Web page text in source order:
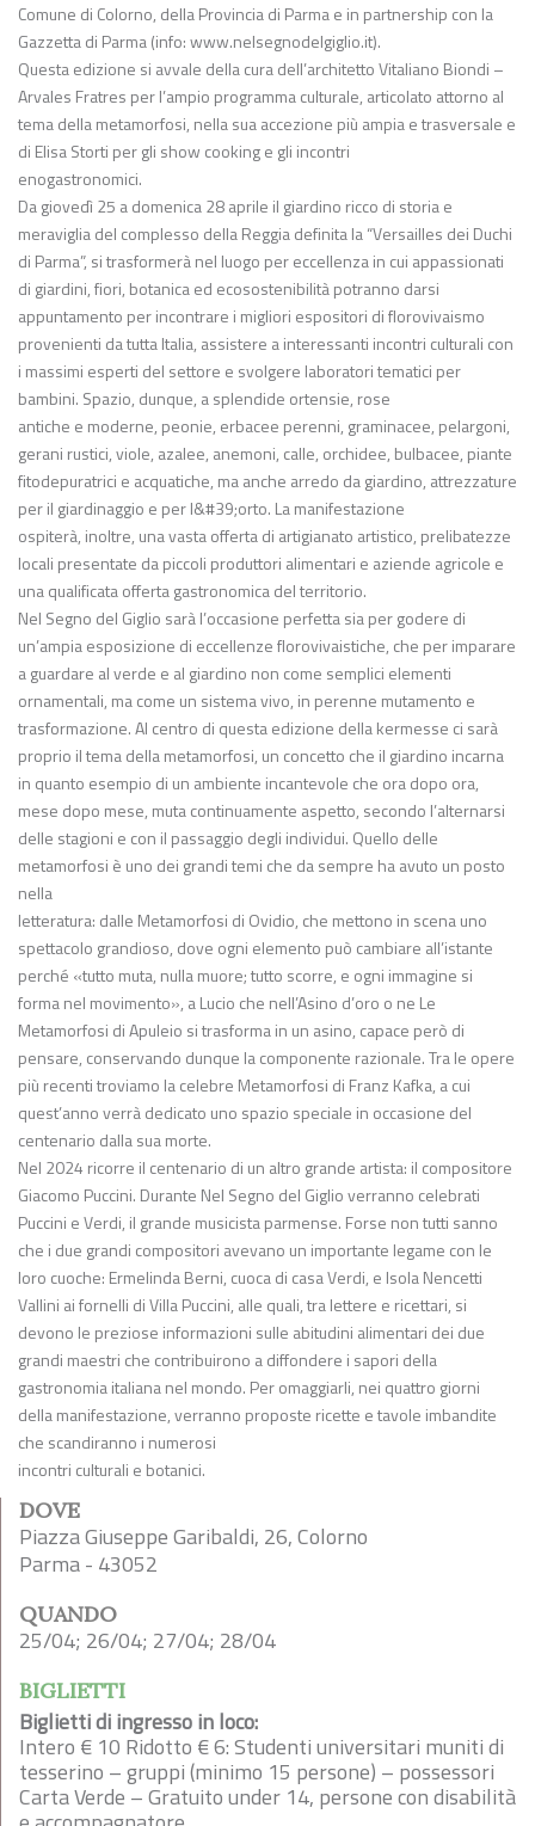
Comune di Colorno, della Provincia di Parma e in partnership con la
Gazzetta di Parma (info: www.nelsegnodelgiglio.it).
Questa edizione si avvale della cura dell’architetto Vitaliano Biondi –
Arvales Fratres per l’ampio programma culturale, articolato attorno al
tema della metamorfosi, nella sua accezione più ampia e trasversale e
di Elisa Storti per gli show cooking e gli incontri
enogastronomici.
Da giovedì 25 a domenica 28 aprile il giardino ricco di storia e
meraviglia del complesso della Reggia definita la “Versailles dei Duchi
di Parma”, si trasformerà nel luogo per eccellenza in cui appassionati
di giardini, fiori, botanica ed ecosostenibilità potranno darsi
appuntamento per incontrare i migliori espositori di florovivaismo
provenienti da tutta Italia, assistere a interessanti incontri culturali con
i massimi esperti del settore e svolgere laboratori tematici per
bambini. Spazio, dunque, a splendide ortensie, rose
antiche e moderne, peonie, erbacee perenni, graminacee, pelargoni,
gerani rustici, viole, azalee, anemoni, calle, orchidee, bulbacee, piante
fitodepuratrici e acquatiche, ma anche arredo da giardino, attrezzature
per il giardinaggio e per l&#39;orto. La manifestazione
ospiterà, inoltre, una vasta offerta di artigianato artistico, prelibatezze
locali presentate da piccoli produttori alimentari e aziende agricole e
una qualificata offerta gastronomica del territorio.
Nel Segno del Giglio sarà l’occasione perfetta sia per godere di
un’ampia esposizione di eccellenze florovivaistiche, che per imparare
a guardare al verde e al giardino non come semplici elementi
ornamentali, ma come un sistema vivo, in perenne mutamento e
trasformazione. Al centro di questa edizione della kermesse ci sarà
proprio il tema della metamorfosi, un concetto che il giardino incarna
in quanto esempio di un ambiente incantevole che ora dopo ora,
mese dopo mese, muta continuamente aspetto, secondo l’alternarsi
delle stagioni e con il passaggio degli individui. Quello delle
metamorfosi è uno dei grandi temi che da sempre ha avuto un posto
nella
letteratura: dalle Metamorfosi di Ovidio, che mettono in scena uno
spettacolo grandioso, dove ogni elemento può cambiare all’istante
perché «tutto muta, nulla muore; tutto scorre, e ogni immagine si
forma nel movimento», a Lucio che nell’Asino d’oro o ne Le
Metamorfosi di Apuleio si trasforma in un asino, capace però di
pensare, conservando dunque la componente razionale. Tra le opere
più recenti troviamo la celebre Metamorfosi di Franz Kafka, a cui
quest’anno verrà dedicato uno spazio speciale in occasione del
centenario dalla sua morte.
Nel 2024 ricorre il centenario di un altro grande artista: il compositore
Giacomo Puccini. Durante Nel Segno del Giglio verranno celebrati
Puccini e Verdi, il grande musicista parmense. Forse non tutti sanno
che i due grandi compositori avevano un importante legame con le
loro cuoche: Ermelinda Berni, cuoca di casa Verdi, e Isola Nencetti
Vallini ai fornelli di Villa Puccini, alle quali, tra lettere e ricettari, si
devono le preziose informazioni sulle abitudini alimentari dei due
grandi maestri che contribuirono a diffondere i sapori della
gastronomia italiana nel mondo. Per omaggiarli, nei quattro giorni
della manifestazione, verranno proposte ricette e tavole imbandite
che scandiranno i numerosi
incontri culturali e botanici.
DOVE
Piazza Giuseppe Garibaldi, 26, Colorno
Parma - 43052
QUANDO
25/04; 26/04; 27/04; 28/04
BIGLIETTI
Biglietti di ingresso in loco:
Intero € 10 Ridotto € 6: Studenti universitari muniti di
tesserino – gruppi (minimo 15 persone) – possessori
Carta Verde – Gratuito under 14, persone con disabilità